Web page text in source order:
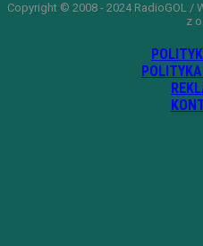
Copyright © 2008 - 2024 RadioGOL /
z